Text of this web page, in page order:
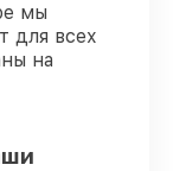
мы
для всех
на